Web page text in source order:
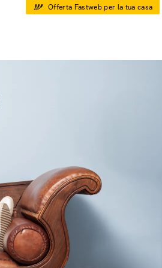
Offerta Fastweb per la tua casa